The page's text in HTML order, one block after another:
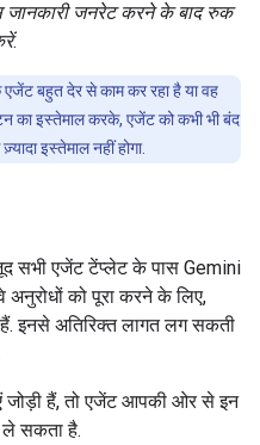
जानकारी जनरेट करने के बाद रुक
.
बहुत देर से काम कर रहा है या वह
का इस्तेमाल करके, एजेंट को कभी भी बंद
इस्तेमाल नहीं होगा.
सभी एजेंट टेंप्लेट के पास Gemini
अनुरोधों को पूरा करने के लिए,
इनसे अतिरिक्त लागत लग सकती
जोड़ी हैं, तो एजेंट आपकी ओर से इन
सकता है.